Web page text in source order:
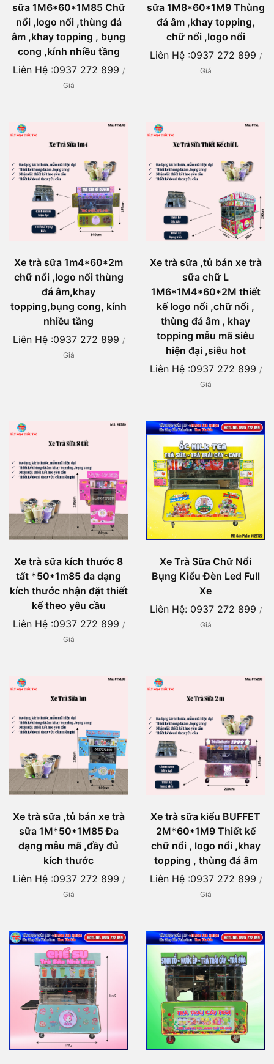
sữa 1M6*60*1M85 Chữ
nổi ,logo nổi ,thùng đá
âm ,khay topping , bụng
cong ,kính nhiều tầng
Liên Hệ :0937 272 899 /
Giá
sữa 1M8*60*1M9 Thùng
đá âm ,khay topping,
chữ nổi ,logo nổi
Liên Hệ :0937 272 899 /
Giá
Xe trà sữa 1m4*60*2m
chữ nổi ,logo nổi thùng
đá âm,khay
topping,bụng cong, kính
nhiều tầng
Liên Hệ :0937 272 899 /
Giá
Xe trà sữa ,tủ bán xe trà
sữa chữ L
1M6*1M4*60*2M thiết
kế logo nổi ,chữ nổi ,
thùng đá âm , khay
topping mẫu mã siêu
hiện đại ,siêu hot
Liên Hệ :0937 272 899 /
Giá
Xe trà sữa kích thước 8
tất *50*1m85 đa dạng
kích thước nhận đặt thiết
kế theo yêu cầu
Liên Hệ :0937 272 899 /
Giá
Xe Trà Sữa Chữ Nổi
Bụng Kiểu Đèn Led Full
Xe
Liên Hệ: 0937 272 899 /
Giá
Xe trà sữa ,tủ bán xe trà
sữa 1M*50*1M85 Đa
dạng mẫu mã ,đầy đủ
kích thước
Liên Hệ :0937 272 899 /
Giá
Xe trà sữa kiểu BUFFET
2M*60*1M9 Thiết kế
chữ nổi , logo nổi ,khay
topping , thùng đá âm
Liên Hệ :0937 272 899 /
Giá